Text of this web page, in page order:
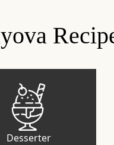
Desserter